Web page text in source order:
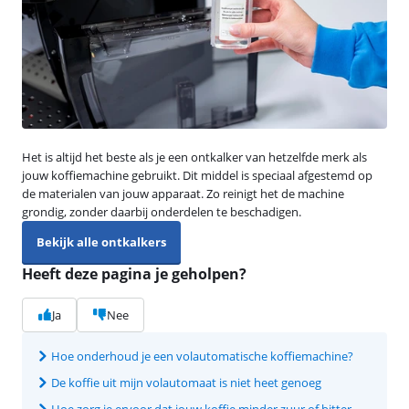
Het is altijd het beste als je een ontkalker van hetzelfde merk als
jouw koffiemachine gebruikt. Dit middel is speciaal afgestemd op
de materialen van jouw apparaat. Zo reinigt het de machine
grondig, zonder daarbij onderdelen te beschadigen.
Bekijk alle ontkalkers
Heeft deze pagina je geholpen?
Ja Nee
Hoe onderhoud je een volautomatische koffiemachine?
De koffie uit mijn volautomaat is niet heet genoeg